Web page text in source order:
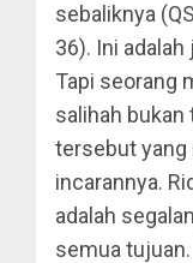
sebaliknya
36). Ini adalah
Tapi seorang
salihah bukan
tersebut yang
incarannya.
adalah
semua tujuan.